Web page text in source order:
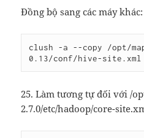
Đồng bộ sang các máy khác:
clush -a --copy /opt/
0.13/conf/hive-site.xml
25. Làm tương tự đối với /
2.7.0/etc/hadoop/core-